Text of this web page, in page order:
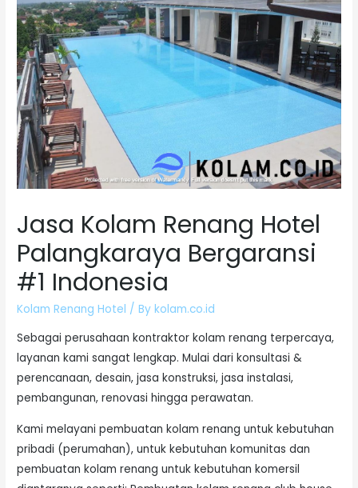
Jasa Kolam Renang Hotel
Palangkaraya Bergaransi
#1 Indonesia
Kolam Renang Hotel / Bykolam.co.id
Sebagai perusahaan kontraktor kolam renang terpercaya,
layanan kami sangat lengkap. Mulai dari konsultasi &
perencanaan, desain, jasa konstruksi, jasa instalasi,
pembangunan, renovasi hingga perawatan.
Kami melayani pembuatan kolam renang untuk kebutuhan
pribadi (perumahan), untuk kebutuhan komunitas dan
pembuatan kolam renang untuk kebutuhan komersil